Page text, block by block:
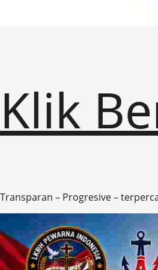
Klik
Transparan – Progresive –